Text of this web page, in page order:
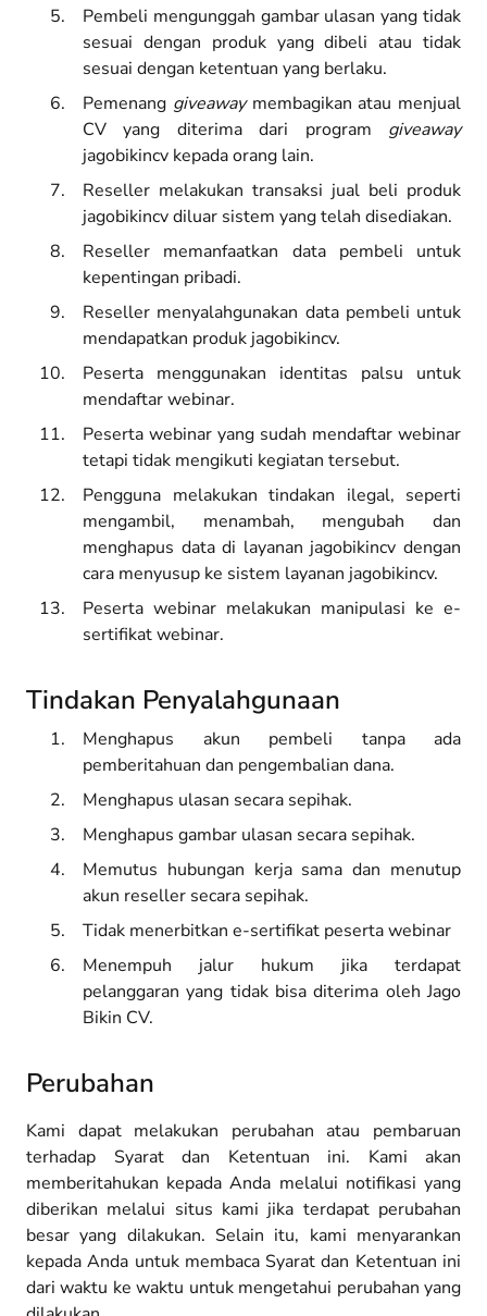
Pembeli mengunggah gambar ulasan yang tidak
sesuai dengan produk yang dibeli atau tidak
sesuai dengan ketentuan yang berlaku.
Pemenang giveawaymembagikan atau menjual
CV yang diterima dari program giveaway
jagobikincv kepada orang lain.
Reseller melakukan transaksi jual beli produk
jagobikincv diluar sistem yang telah disediakan.
Reseller memanfaatkan data pembeli untuk
kepentingan pribadi.
Reseller menyalahgunakan data pembeli untuk
mendapatkan produk jagobikincv.
Peserta menggunakan identitas palsu untuk
mendaftar webinar.
Peserta webinar yang sudah mendaftar webinar
tetapi tidak mengikuti kegiatan tersebut.
Pengguna melakukan tindakan ilegal, seperti
mengambil, menambah, mengubah dan
menghapus data di layanan jagobikincv dengan
cara menyusup ke sistem layanan jagobikincv.
Peserta webinar melakukan manipulasi ke e-
sertifikat webinar.
Tindakan Penyalahgunaan
Menghapus akun pembeli tanpa ada
pemberitahuan dan pengembalian dana.
Menghapus ulasan secara sepihak.
Menghapus gambar ulasan secara sepihak.
Memutus hubungan kerja sama dan menutup
akun reseller secara sepihak.
Tidak menerbitkan e-sertifikat peserta webinar
Menempuh jalur hukum jika terdapat
pelanggaran yang tidak bisa diterima oleh Jago
Bikin CV.
Perubahan
Kami dapat melakukan perubahan atau pembaruan
terhadap Syarat dan Ketentuan ini. Kami akan
memberitahukan kepada Anda melalui notifikasi yang
diberikan melalui situs kami jika terdapat perubahan
besar yang dilakukan. Selain itu, kami menyarankan
kepada Anda untuk membaca Syarat dan Ketentuan ini
dari waktu ke waktu untuk mengetahui perubahan yang